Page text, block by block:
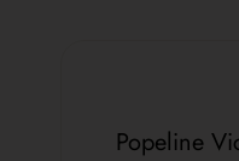
Popeline